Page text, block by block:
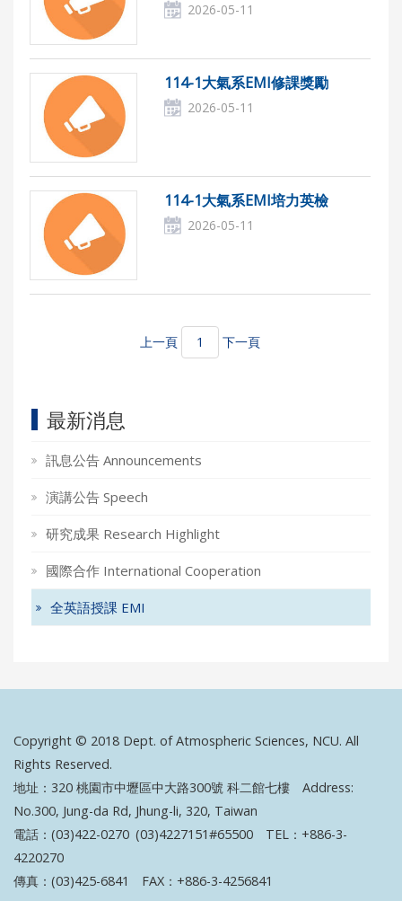
2026-05-11
114-1大氣系EMI修課獎勵
2026-05-11
114-1大氣系EMI培力英檢
2026-05-11
上一頁 1 下一頁
最新消息
訊息公告 Announcements
演講公告 Speech
研究成果 Research Highlight
國際合作 International Cooperation
全英語授課 EMI
Copyright © 2018 Dept. of Atmospheric Sciences, NCU. All
Rights Reserved.
地址：320 桃園市中壢區中大路300號 科二館七樓 Address:
No.300, Jung-da Rd, Jhung-li, 320, Taiwan
電話：(03)422-0270 (03)4227151#65500 TEL：+886-3-
4220270
傳真：(03)425-6841 FAX：+886-3-4256841